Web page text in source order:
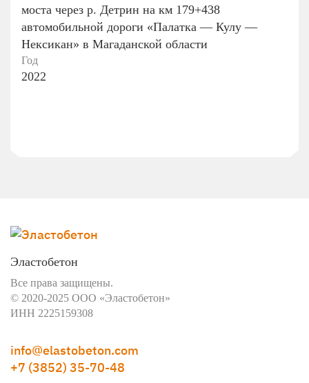
моста через р. Детрин на км 179+438
автомобильной дороги «Палатка — Кулу —
Нексикан» в Магаданской области
Год
2022
Эластобетон
Все права защищены.
© 2020-2025 ООО «Эластобетон»
ИНН 2225159308
info@elastobeton.com
+7 (3852) 35-70-48